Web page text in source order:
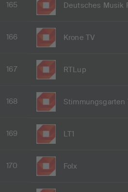
165 Deutsches Musik
166 Krone TV
167 RTLup
168 Stimmungsgarten
169 LT1
170 Folx